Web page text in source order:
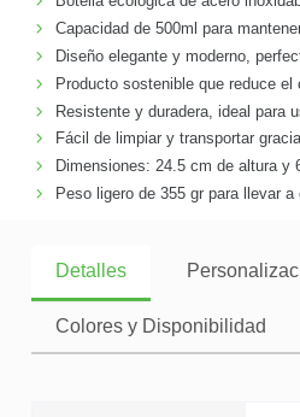
Capacidad de 500ml para
Diseño elegante y moderno,
Producto sostenible que reduce
Resistente y duradera, ideal para
Fácil de limpiar y transportar
Dimensiones: 24.5 cm de altura y
Peso ligero de 355 gr para llevar a
Detalles
Colores y Disponibilidad